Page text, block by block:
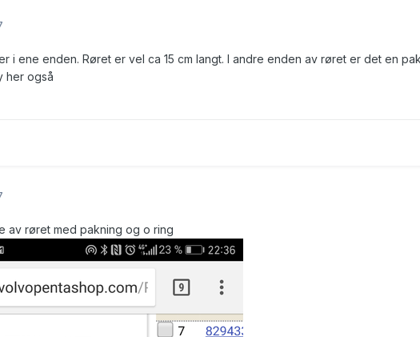
i ene enden. Røret er vel ca 15 cm langt. I andre enden av røret er det en
her også
av røret med pakning og o ring